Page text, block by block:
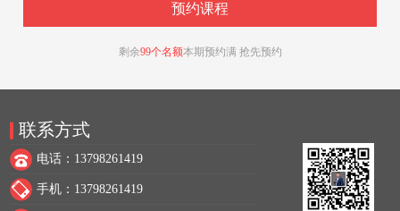
剩余99个名额本期预约满 抢先预约
联系方式
电话：13798261419
手机：13798261419